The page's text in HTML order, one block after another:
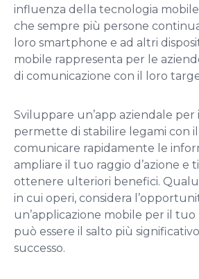
influenza della tecnologia
che sempre più persone
loro smartphone e ad altri
mobile rappresenta per le
di comunicazione con il loro
Sviluppare un’app aziendale per
permette di stabilire legami con
comunicare rapidamente le
ampliare il tuo raggio d’azione e
ottenere ulteriori benefici.
in cui operi, considera
un’applicazione mobile per il tuo
può essere il salto più significativo
successo.